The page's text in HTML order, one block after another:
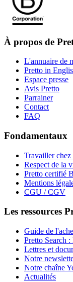
À propos de
L'annuaire de
Pretto in
Espace presse
Avis Pretto
Parrainer
Contact
FAQ
Fondamentaux
Travailler chez
Respect de la
Pretto certifié
Mentions
CGU / CGV
Les ressources
Guide de
Pretto Search
Lettres et
Notre
Notre chaîne
Actualités